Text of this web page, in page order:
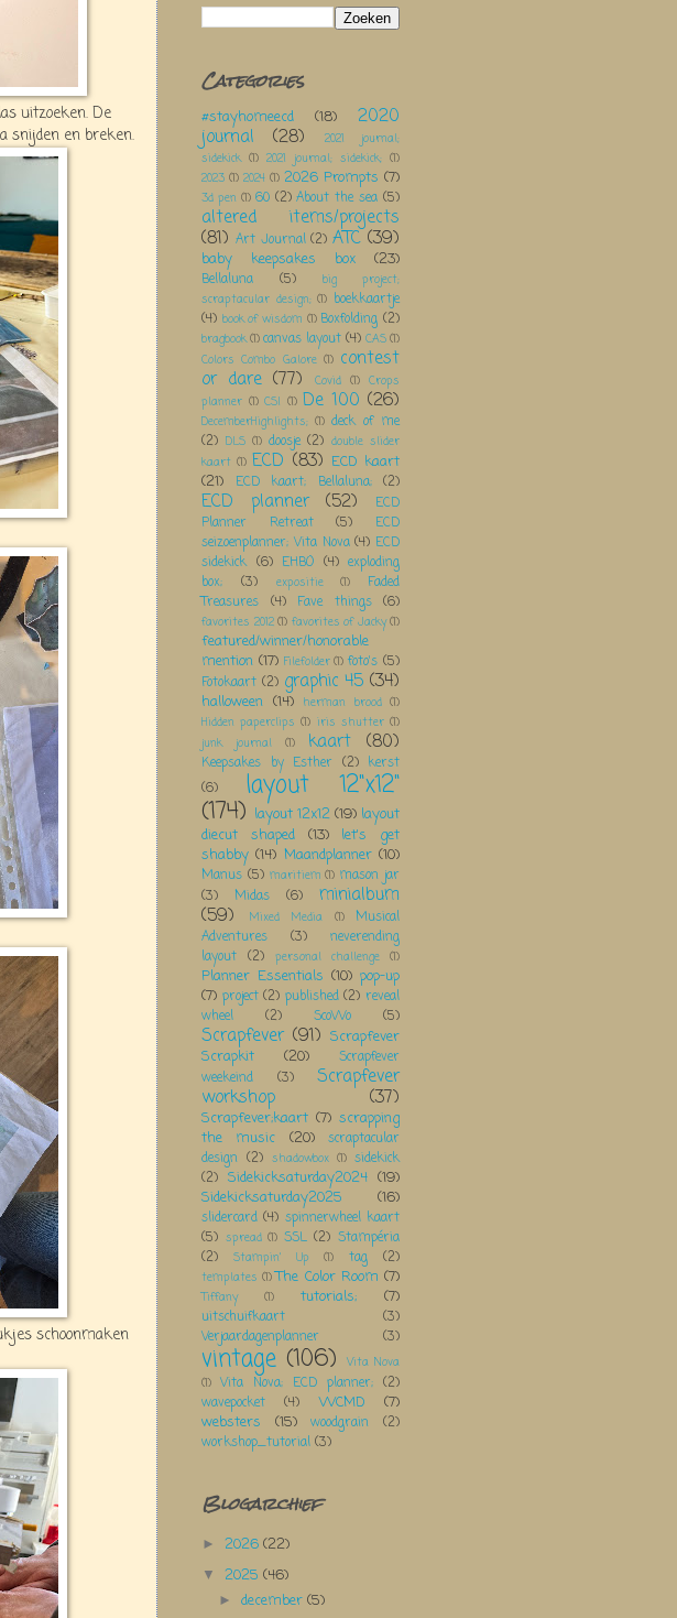
uitzoeken. De
snijden en breken.
schoonmaken
Categories
#stayhomeecd (18) 2020
journal (28)
2021 journal;
sidekick (1) 2021 journal; sidekick; (1)
2023 (1) 2024 (1) 2026 Prompts (7)
3d pen (1) 60 (2) About the sea (5)
altered items/projects
(81) Art Journal (2) ATC (39)
baby keepsakes box (23)
Bellaluna (5)
big project;
scraptacular design; (1) boekkaartje
(4) book of wisdom (1) Boxfolding (2)
bragbook(1)canvas layout (4) CAS(1)
Colors Combo Galore (1) contest
or dare (77) Covid (1) Crops
planner (1) CSI (1) De 100 (26)
DecemberHighlights; (1) deck of me
(2) DLS (1) doosje (2) double slider
kaart (1) ECD (83) ECD kaart
(21)
ECD kaart; Bellaluna; (2)
ECD planner (52)
ECD
Planner Retreat
(5)
ECD
seizoenplanner; Vita Nova (4) ECD
sidekick (6) EHBO (4) exploding
box;
(3) expositie (1)
Faded
Treasures
(4) Fave things (6)
favorites 2012 (1) favorites of Jacky (1)
featured/winner/honorable
mention (17) Filefolder (1) foto's (5)
Fotokaart (2) graphic 45 (34)
halloween (14) herman brood (1)
Hidden paperclips (1) iris shutter (1)
junk journal
(1) kaart (80)
Keepsakes by Esther (2) kerst
(6)
layout 12"x12"
(174) layout 12x12 (19) layout
diecut shaped
(13)
let's get
shabby (14) Maandplanner (10)
Manus (5) maritiem (1) mason jar
(3)
Midas (6) minialbum
(59) Mixed Media (1)
Musical
Adventures
(3)
neverending
layout (2) personal challenge (1)
Planner Essentials (10) pop-up
(7) project (2) published (2) reveal
wheel
(2) ScoWo (5)
Scrapfever (91) Scrapfever
Scrapkit
(20)
Scrapfever
weekeind
(3) Scrapfever
workshop (37)
Scrapfever;kaart (7) scrapping
the music
(20)
scraptacular
design (2) shadowbox (1) sidekick
(2) Sidekicksaturday2024 (19)
Sidekicksaturday2025
(16)
slidercard (4) spinnerwheel kaart
(5) spread (1) SSL (2) Stampéria
(2)
Stampin' Up (1) tag (2)
templates (1) The Color Room (7)
Tiffany (1) tutorials; (7)
uitschuifkaart
(3)
Verjaardagenplanner
(3)
vintage (106)
Vita Nova
(1) Vita Nova; ECD planner; (2)
wavepocket
(4) WCMD
(7)
websters
(15) woodgrain
(2)
workshop_tutorial (3)
Blogarchief
► 2026 (22)
▼ 2025 (46)
►december(5)